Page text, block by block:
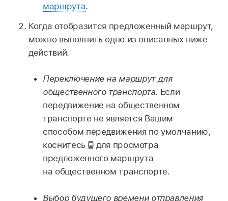
маршрута.
Когда отобразится предложенный маршрут,
можно выполнить одно из описанных ниже
действий.
Переключение на маршрут для
общественного транспорта. Если
передвижение на общественном
транспорте не является Вашим
способом передвижения по умолчанию,
коснитесь
для просмотра
предложенного маршрута
на общественном транспорте.
Выбор будущего времени отправления